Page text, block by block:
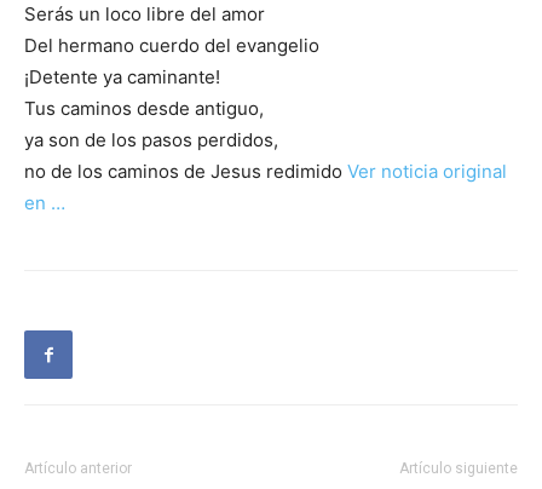
Serás un loco libre del amor
Del hermano cuerdo del evangelio
¡Detente ya caminante!
Tus caminos desde antiguo,
ya son de los pasos perdidos,
no de los caminos de Jesus redimido Ver noticia original
en …
Artículo anterior Artículo siguiente